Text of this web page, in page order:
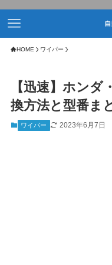
HOME ワイパー
【迅速】ホン
換方法と型番ま
ワイパー 2023年6月7日